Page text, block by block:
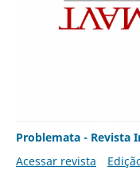
Problemata - Revista
Acessar revista